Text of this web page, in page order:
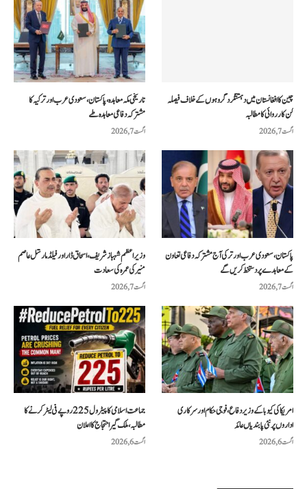
تاریخی مکہ معاہدہ، پاکستان، سعودی عرب اور ترکیہ کا
مشترکہ دفاعی معاہدہ طے
اگست 7, 2026
چین کا افغانستان میں دہشتگرد گروہوں کے خلاف فیصلہ
کن کارروائی کا مطالبہ
اگست 7, 2026
وزیراعظم شہباز شریف، اسحاق ڈار اور فیلڈ مارشل عاصم
منیر کی عمرہ کی سعادت
اگست 7, 2026
پاکستان، سعودی عرب اور ترکی آج مشترکہ دفاعی تعاون
کے معاہدے پر دستخط کریں گے
اگست 7, 2026
جماعت اسلامی کا پیٹرول 225 روپے فی لیٹر کرنے کا
مطالبہ، ملک گیر احتجاج کا اعلان
اگست 6, 2026
امریکا کی کیوبا کے وزیر دفاع، فوجی حکام اور سرکاری
اداروں پر نئی پابندیاں عائد
اگست 6, 2026